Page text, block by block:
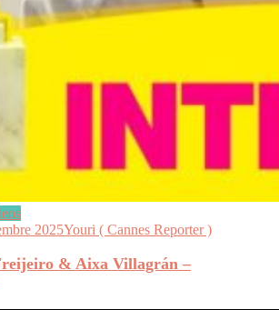
2025Youri ( Cannes Reporter )
& Aixa Villagrán –